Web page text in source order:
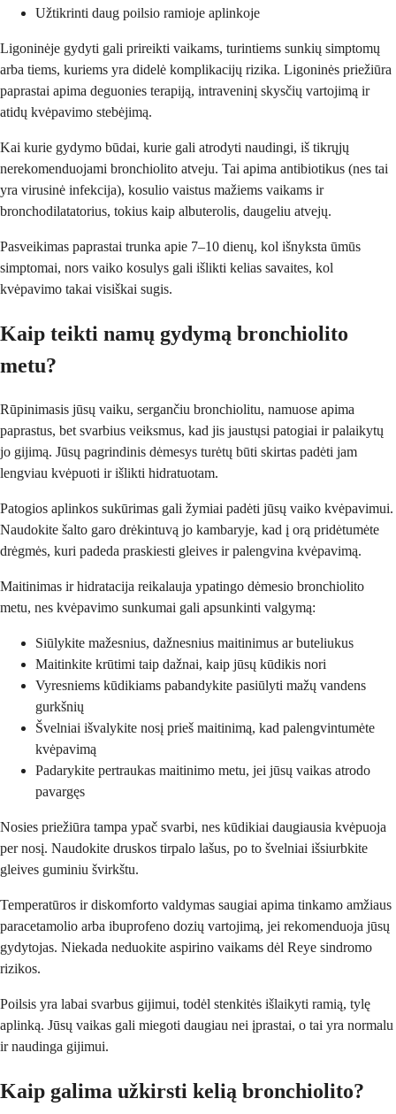
Užtikrinti daug poilsio ramioje aplinkoje
Ligoninėje gydyti gali prireikti vaikams, turintiems sunkių simptomų
arba tiems, kuriems yra didelė komplikacijų rizika. Ligoninės priežiūra
paprastai apima deguonies terapiją, intraveninį skysčių vartojimą ir
atidų kvėpavimo stebėjimą.
Kai kurie gydymo būdai, kurie gali atrodyti naudingi, iš tikrųjų
nerekomenduojami bronchiolito atveju. Tai apima antibiotikus (nes tai
yra virusinė infekcija), kosulio vaistus mažiems vaikams ir
bronchodilatatorius, tokius kaip albuterolis, daugeliu atvejų.
Pasveikimas paprastai trunka apie 7–10 dienų, kol išnyksta ūmūs
simptomai, nors vaiko kosulys gali išlikti kelias savaites, kol
kvėpavimo takai visiškai sugis.
Kaip teikti namų gydymą bronchiolito
metu?
Rūpinimasis jūsų vaiku, sergančiu bronchiolitu, namuose apima
paprastus, bet svarbius veiksmus, kad jis jaustųsi patogiai ir palaikytų
jo gijimą. Jūsų pagrindinis dėmesys turėtų būti skirtas padėti jam
lengviau kvėpuoti ir išlikti hidratuotam.
Patogios aplinkos sukūrimas gali žymiai padėti jūsų vaiko kvėpavimui.
Naudokite šalto garo drėkintuvą jo kambaryje, kad į orą pridėtumėte
drėgmės, kuri padeda praskiesti gleives ir palengvina kvėpavimą.
Maitinimas ir hidratacija reikalauja ypatingo dėmesio bronchiolito
metu, nes kvėpavimo sunkumai gali apsunkinti valgymą:
Siūlykite mažesnius, dažnesnius maitinimus ar buteliukus
Maitinkite krūtimi taip dažnai, kaip jūsų kūdikis nori
Vyresniems kūdikiams pabandykite pasiūlyti mažų vandens
gurkšnių
Švelniai išvalykite nosį prieš maitinimą, kad palengvintumėte
kvėpavimą
Padarykite pertraukas maitinimo metu, jei jūsų vaikas atrodo
pavargęs
Nosies priežiūra tampa ypač svarbi, nes kūdikiai daugiausia kvėpuoja
per nosį. Naudokite druskos tirpalo lašus, po to švelniai išsiurbkite
gleives guminiu švirkštu.
Temperatūros ir diskomforto valdymas saugiai apima tinkamo amžiaus
paracetamolio arba ibuprofeno dozių vartojimą, jei rekomenduoja jūsų
gydytojas. Niekada neduokite aspirino vaikams dėl Reye sindromo
rizikos.
Poilsis yra labai svarbus gijimui, todėl stenkitės išlaikyti ramią, tylę
aplinką. Jūsų vaikas gali miegoti daugiau nei įprastai, o tai yra normalu
ir naudinga gijimui.
Kaip galima užkirsti kelią bronchiolito?